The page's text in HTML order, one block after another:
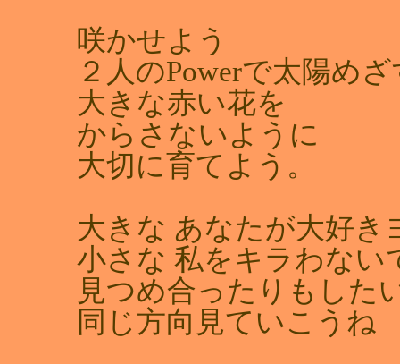
咲かせよう
２人のPowerで太陽めざ
大きな赤い花を
からさないように
大切に育てよう。
大きな あなたが大好き
小さな 私をキラわない
見つめ合ったりもした
同じ方向見ていこうね